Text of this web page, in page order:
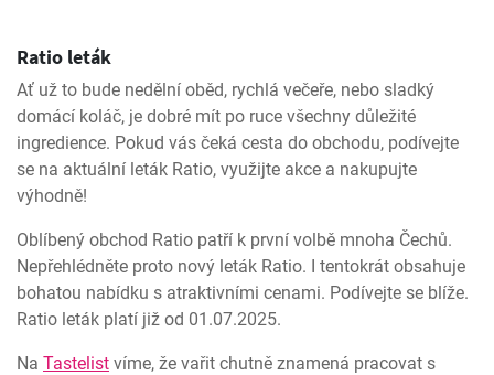
Ratio leták
Ať už to bude nedělní oběd, rychlá večeře, nebo sladký
domácí koláč, je dobré mít po ruce všechny důležité
ingredience. Pokud vás čeká cesta do obchodu, podívejte
se na aktuální leták Ratio, využijte akce a nakupujte
výhodně!
Oblíbený obchod Ratio patří k první volbě mnoha Čechů.
Nepřehlédněte proto nový leták Ratio. I tentokrát obsahuje
bohatou nabídku s atraktivními cenami. Podívejte se blíže.
Ratio leták platí již od 01.07.2025.
Na Tastelist víme, že vařit chutně znamená pracovat s